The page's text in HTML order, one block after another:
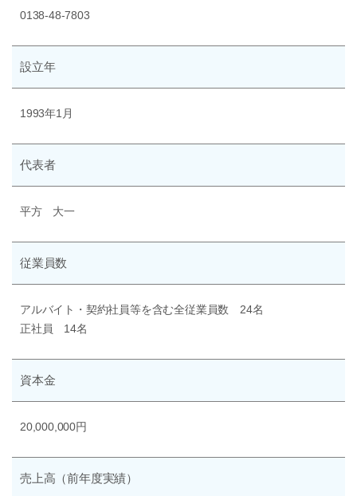
0138-48-7803
設立年
1993年1月
代表者
平方 大一
従業員数
アルバイト・契約社員等を含む全従業員数 24名
正社員 14名
資本金
20,000,000円
売上高 （前年度実績）